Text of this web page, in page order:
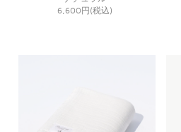
6,600円(税込)